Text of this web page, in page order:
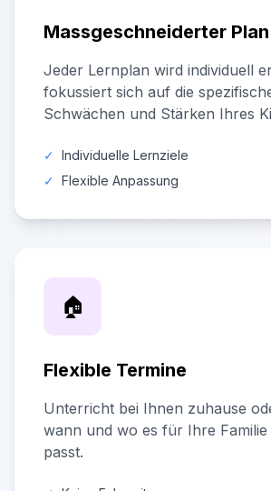
Massgeschneiderter Plan
Jeder Lernplan wird individuell
fokussiert sich auf die
Schwächen und Stärken Ihres
✓ Individuelle Lernziele
✓ Flexible Anpassung
🏠
Flexible Termine
Unterricht bei Ihnen zuhause
wann und wo es für Ihre Familie
passt.